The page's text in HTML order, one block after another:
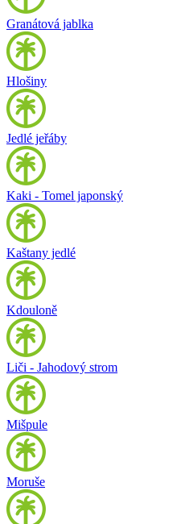
Granátová jablka
Hlošiny
Jedlé jeřáby
Kaki - Tomel japonský
Kaštany jedlé
Kdouloně
Liči - Jahodový strom
Mišpule
Moruše